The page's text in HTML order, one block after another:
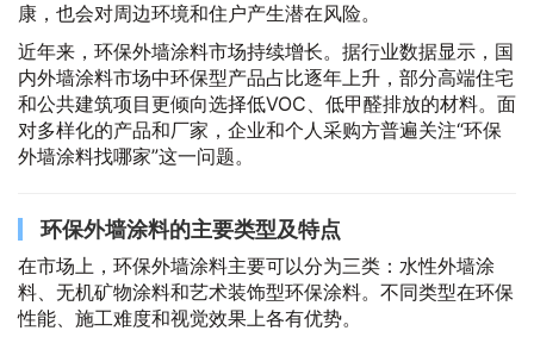
康，也会对周边环境和住户产生潜在风险。
近年来，环保外墙涂料市场持续增长。据行业数据显示，国
内外墙涂料市场中环保型产品占比逐年上升，部分高端住宅
和公共建筑项目更倾向选择低VOC、低甲醛排放的材料。面
对多样化的产品和厂家，企业和个人采购方普遍关注“环保
外墙涂料找哪家”这一问题。
环保外墙涂料的主要类型及特点
在市场上，环保外墙涂料主要可以分为三类：水性外墙涂
料、无机矿物涂料和艺术装饰型环保涂料。不同类型在环保
性能、施工难度和视觉效果上各有优势。